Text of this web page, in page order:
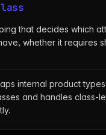
that decides which
whether it requires
internal product
and handles class-